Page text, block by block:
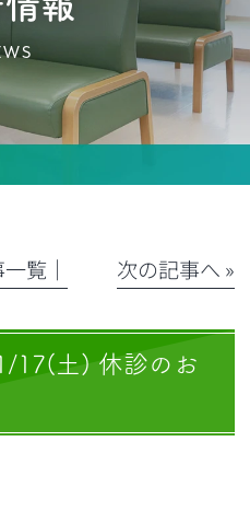
覧│ 次の記事へ »
17(土) 休診のお